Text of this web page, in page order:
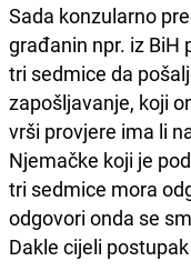
Sada konzularno
građanin npr. iz BiH
tri sedmice da
zapošljavanje, koji
vrši provjere ima li
Njemačke koji je
tri sedmice mora
odgovori onda se
Dakle cijeli